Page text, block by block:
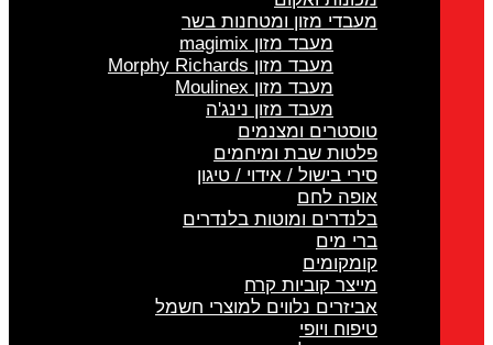
מעבדי מזון ומטחנות בשר
מעבד מזון magimix
מעבד מזון Morphy Richards
מעבד מזון Moulinex
מעבד מזון נינג'ה
טוסטרים ומצנמים
פלטות שבת ומיחמים
סירי בישול / אידוי / טיגון
אופה לחם
בלנדרים ומוטות בלנדרים
ברי מים
קומקומים
מייצר קוביות קרח
אביזרים נלווים למוצרי חשמל
טיפוח ויופי